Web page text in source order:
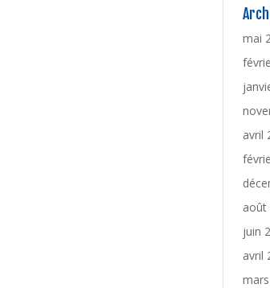
mai
avril
août
juin
avril